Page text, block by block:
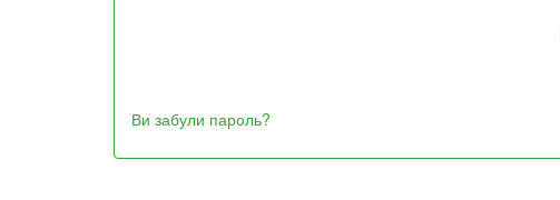
Ви забули пароль?